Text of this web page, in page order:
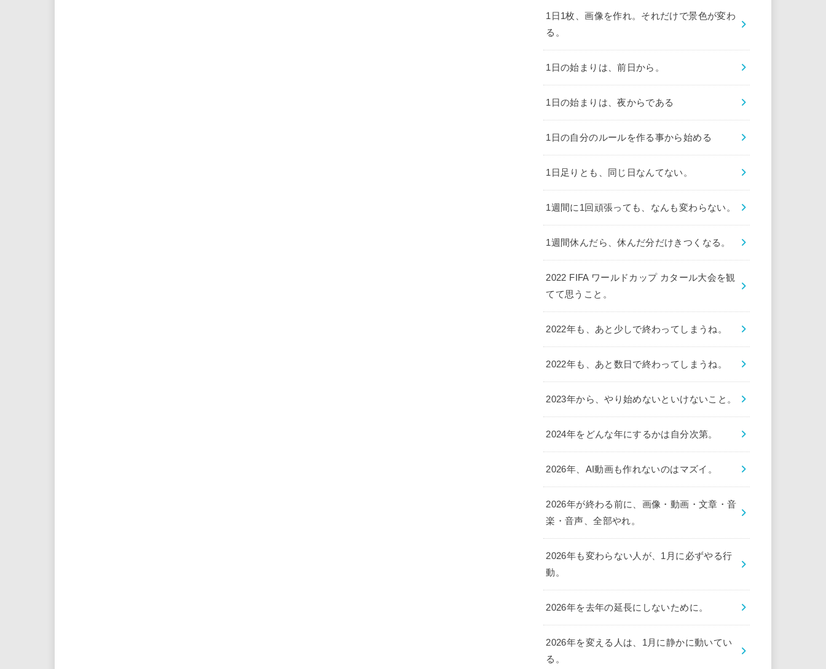
1日1枚、画像を作れ。それだけで景色が変わ
る。
1日の始まりは、前日から。
1日の始まりは、夜からである
1日の自分のルールを作る事から始める
1日足りとも、同じ日なんてない。
1週間に1回頑張っても、なんも変わらない。
1週間休んだら、休んだ分だけきつくなる。
2022 FIFA ワールドカップ カタール大会を観
てて思うこと。
2022年も、あと少しで終わってしまうね。
2022年も、あと数日で終わってしまうね。
2023年から、やり始めないといけないこと。
2024年をどんな年にするかは自分次第。
2026年、AI動画も作れないのはマズイ。
2026年が終わる前に、画像・動画・文章・音
楽・音声、全部やれ。
2026年も変わらない人が、1月に必ずやる行
動。
2026年を去年の延長にしないために。
2026年を変える人は、1月に静かに動いてい
る。